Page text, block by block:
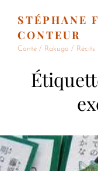
STÉPHANE
CONTEUR
Conte / Rakugo /